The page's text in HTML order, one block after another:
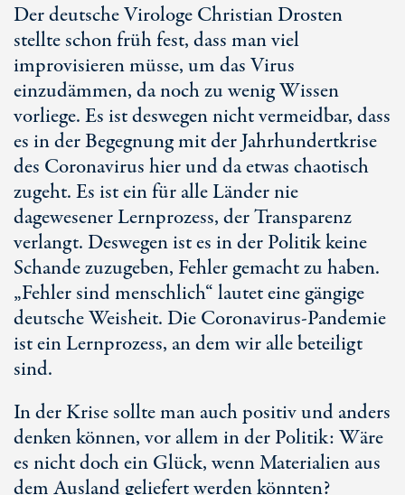
Der deutsche Virologe Christian Drosten
stellte schon früh fest, dass man viel
improvisieren müsse, um das Virus
einzudämmen, da noch zu wenig Wissen
vorliege. Es ist deswegen nicht vermeidbar, dass
es in der Begegnung mit der Jahrhundertkrise
des Coronavirus hier und da etwas chaotisch
zugeht. Es ist ein für alle Länder nie
dagewesener Lernprozess, der Transparenz
verlangt. Deswegen ist es in der Politik keine
Schande zuzugeben, Fehler gemacht zu haben.
„Fehler sind menschlich“ lautet eine gängige
deutsche Weisheit. Die Coronavirus-Pandemie
ist ein Lernprozess, an dem wir alle beteiligt
sind.
In der Krise sollte man auch positiv und anders
denken können, vor allem in der Politik: Wäre
es nicht doch ein Glück, wenn Materialien aus
dem Ausland geliefert werden könnten?